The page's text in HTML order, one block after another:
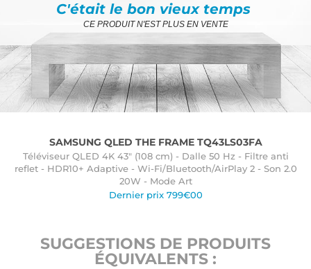
C'était le bon vieux temps
CE PRODUIT N'EST PLUS EN VENTE
SAMSUNG QLED THE FRAME TQ43LS03FA
Téléviseur QLED 4K 43" (108 cm) - Dalle 50 Hz - Filtre anti
reflet - HDR10+ Adaptive - Wi-Fi/Bluetooth/AirPlay 2 - Son 2.0
20W - Mode Art
Dernier prix 799€00
SUGGESTIONS DE PRODUITS
ÉQUIVALENTS :